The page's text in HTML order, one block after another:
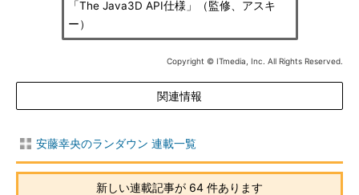
「The Java3D API仕様」（監修、アスキ
ー）
Copyright © ITmedia, Inc. All Rights Reserved.
関連情報
安藤幸央のランダウン 連載一覧
新しい連載記事が 64 件あります